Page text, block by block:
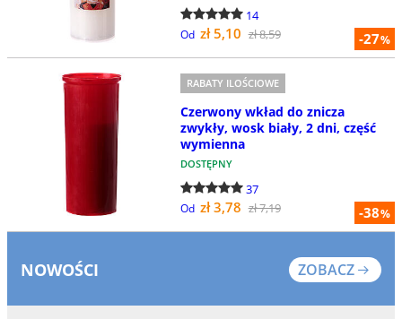
-27%
14
Od zł 5,10 zł 8,59
-38%
RABATY ILOŚCIOWE
Czerwony wkład do znicza
zwykły, wosk biały, 2 dni, część
wymienna
DOSTĘPNY
37
Od zł 3,78 zł 7,19
NOWOŚCI ZOBACZ